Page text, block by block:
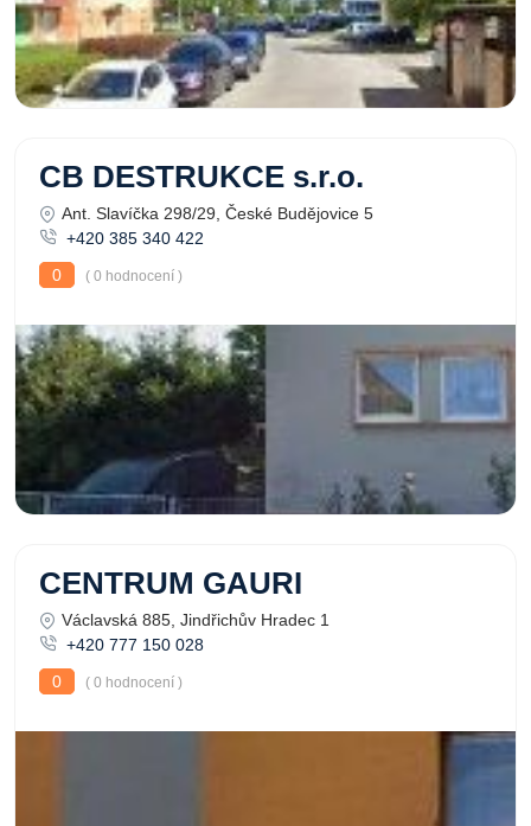
CB DESTRUKCE s.r.o.
Ant. Slavíčka 298/29, České Budějovice 5
+420 385 340 422
0
( 0 hodnocení )
CENTRUM GAURI
Václavská 885, Jindřichův Hradec 1
+420 777 150 028
0
( 0 hodnocení )